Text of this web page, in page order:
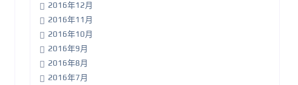
2016年12月
2016年11月
2016年10月
2016年9月
2016年8月
2016年7月